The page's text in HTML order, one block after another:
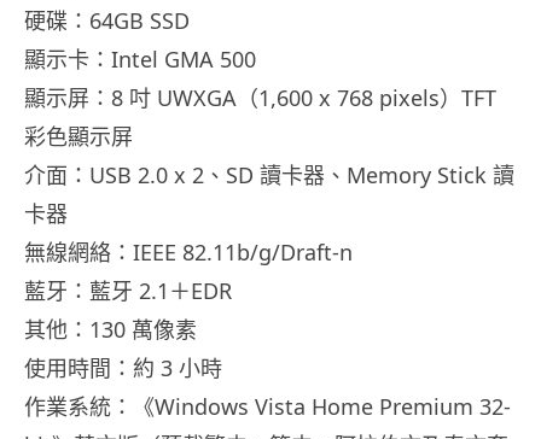
硬碟：64GB SSD
顯示卡：Intel GMA 500
顯示屏：8 吋 UWXGA（1,600 x 768 pixels）TFT
彩色顯示屏
介面：USB 2.0 x 2、SD 讀卡器、Memory Stick 讀
卡器
無線網絡：IEEE 82.11b/g/Draft-n
藍牙：藍牙 2.1＋EDR
其他：130 萬像素
使用時間：約 3 小時
作業系統：《Windows Vista Home Premium 32-